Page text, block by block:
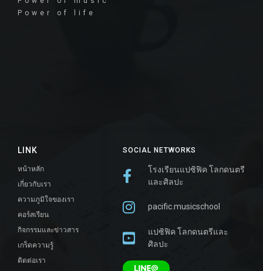
SOCIAL NETWORKS
โรงเรียนแปซิฟิค โลกดนตรี
และศิลปะ
pacific.musicschool
แปซิฟิค โลกดนตรีและ
ศิลปะ
LINK
หน้าหลัก
เกี่ยวกับเรา
ความภูมิใจของเรา
คอร์สเรียน
กิจกรรมและข่าวสาร
เกร็ดความรู้
ติดต่อเรา
Power of life